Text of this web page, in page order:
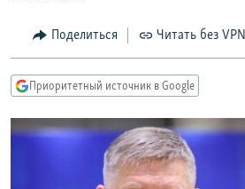
Вернутся
поиску
МНЕНИЯ
КУЛЬТУРА
КАВКАЗ.РЕАЛИИ
СЕВЕР.РЕАЛИИ
СИБИРЬ.РЕАЛИИ
Поделиться Читать без VPN
Приоритетный источник в Google